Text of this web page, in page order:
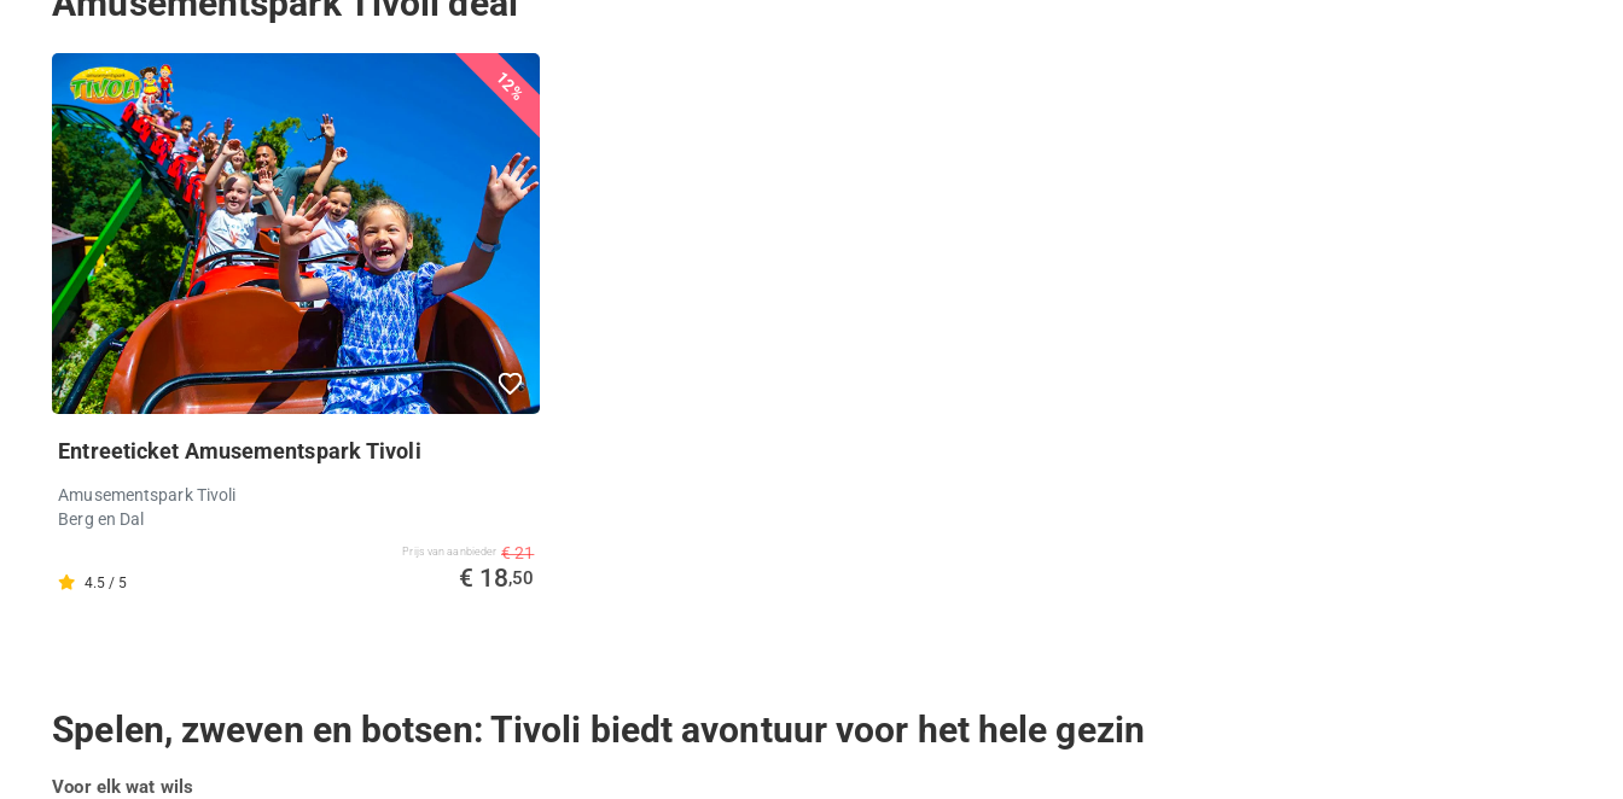
12%
Entreeticket Amusementspark Tivoli
Amusementspark Tivoli
Berg en Dal
4.5 / 5
Prijs van aanbieder € 21
€ 18,50
Spelen, zweven en botsen: Tivoli biedt avontuur voor het hele gezin
Voor elk wat wils